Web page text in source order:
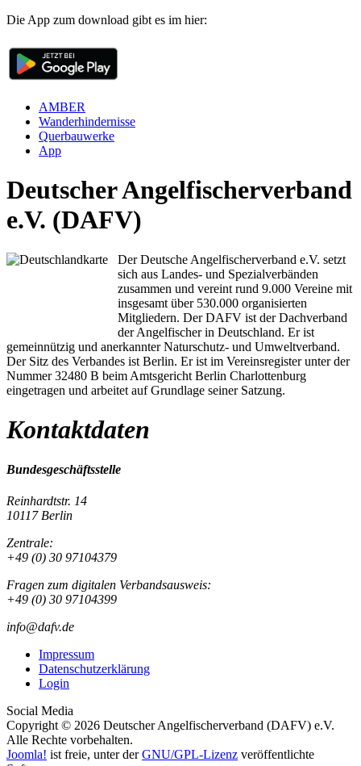
Die App zum download gibt es im hier:
AMBER
Wanderhindernisse
Querbauwerke
App
Deutscher Angelfischerverband
e.V. (DAFV)
Der Deutsche Angelfischerverband e.V. setzt
sich aus Landes- und Spezialverbänden
zusammen und vereint rund 9.000 Vereine mit
insgesamt über 530.000 organisierten
Mitgliedern. Der DAFV ist der Dachverband
der Angelfischer in Deutschland. Er ist
gemeinnützig und anerkannter Naturschutz- und Umweltverband.
Der Sitz des Verbandes ist Berlin. Er ist im Vereinsregister unter der
Nummer 32480 B beim Amtsgericht Berlin Charlottenburg
eingetragen und arbeitet auf Grundlage seiner Satzung.
Kontaktdaten
Bundesgeschäftsstelle
Reinhardtstr. 14
10117 Berlin
Zentrale:
+49 (0) 30 97104379
Fragen zum digitalen Verbandsausweis:
+49 (0) 30 97104399
info@dafv.de
Impressum
Datenschutzerklärung
Login
Social Media
Copyright © 2026 Deutscher Angelfischerverband (DAFV) e.V.
Alle Rechte vorbehalten.
Joomla! ist freie, unter derGNU/GPL-Lizenz veröffentlichte